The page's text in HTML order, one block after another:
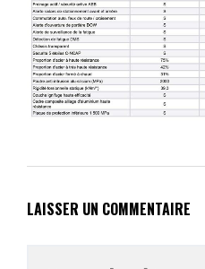
LAISSER UN COMMENTAIRE